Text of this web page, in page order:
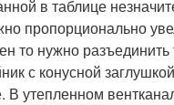
в таблице
пропорционально
то нужно
с конусной
утепленном